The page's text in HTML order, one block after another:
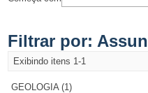
Filtrar por:
Exibindo itens 1-1
GEOLOGIA (1)